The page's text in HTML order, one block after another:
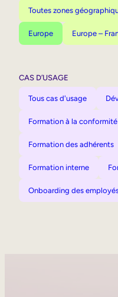
Toutes zones
Europe Europe –
CAS D’USAGE
Tous cas d'usage
Formation à la conformité
Formation des adhérents
Formation interne
Onboarding des